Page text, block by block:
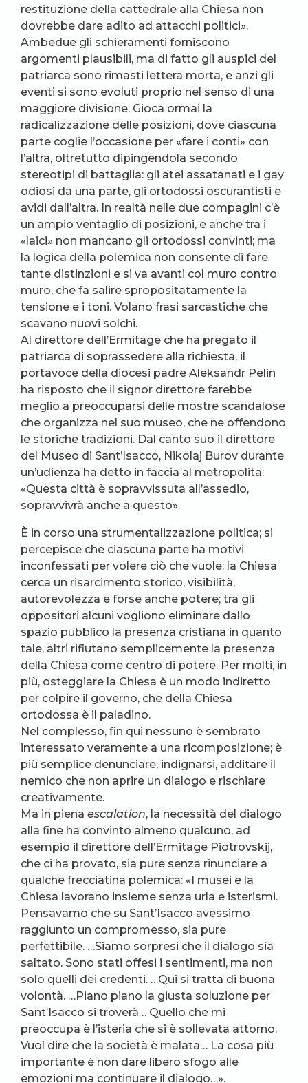
restituzione della cattedrale alla Chiesa non
dovrebbe dare adito ad attacchi politici».
Ambedue gli schieramenti forniscono
argomenti plausibili, ma di fatto gli auspici del
patriarca sono rimasti lettera morta, e anzi gli
eventi si sono evoluti proprio nel senso di una
maggiore divisione. Gioca ormai la
radicalizzazione delle posizioni, dove ciascuna
parte coglie l’occasione per «fare i conti» con
l’altra, oltretutto dipingendola secondo
stereotipi di battaglia: gli atei assatanati e i gay
odiosi da una parte, gli ortodossi oscurantisti e
avidi dall’altra. In realtà nelle due compagini c’è
un ampio ventaglio di posizioni, e anche tra i
«laici» non mancano gli ortodossi convinti; ma
la logica della polemica non consente di fare
tante distinzioni e si va avanti col muro contro
muro, che fa salire spropositatamente la
tensione e i toni. Volano frasi sarcastiche che
scavano nuovi solchi.
Al direttore dell’Ermitage che ha pregato il
patriarca di soprassedere alla richiesta, il
portavoce della diocesi padre Aleksandr Pelin
ha risposto che il signor direttore farebbe
meglio a preoccuparsi delle mostre scandalose
che organizza nel suo museo, che ne offendono
le storiche tradizioni. Dal canto suo il direttore
del Museo di Sant’Isacco, Nikolaj Burov durante
un’udienza ha detto in faccia al metropolita:
«Questa città è sopravvissuta all’assedio,
sopravvivrà anche a questo».
È in corso una strumentalizzazione politica; si
percepisce che ciascuna parte ha motivi
inconfessati per volere ciò che vuole: la Chiesa
cerca un risarcimento storico, visibilità,
autorevolezza e forse anche potere; tra gli
oppositori alcuni vogliono eliminare dallo
spazio pubblico la presenza cristiana in quanto
tale, altri rifiutano semplicemente la presenza
della Chiesa come centro di potere. Per molti, in
più, osteggiare la Chiesa è un modo indiretto
per colpire il governo, che della Chiesa
ortodossa è il paladino.
Nel complesso, fin qui nessuno è sembrato
interessato veramente a una ricomposizione; è
più semplice denunciare, indignarsi, additare il
nemico che non aprire un dialogo e rischiare
creativamente.
Ma in piena escalation, la necessità del dialogo
alla fine ha convinto almeno qualcuno, ad
esempio il direttore dell’Ermitage Piotrovskij,
che ci ha provato, sia pure senza rinunciare a
qualche frecciatina polemica: «I musei e la
Chiesa lavorano insieme senza urla e isterismi.
Pensavamo che su Sant’Isacco avessimo
raggiunto un compromesso, sia pure
perfettibile. …Siamo sorpresi che il dialogo sia
saltato. Sono stati offesi i sentimenti, ma non
solo quelli dei credenti. …Qui si tratta di buona
volontà. …Piano piano la giusta soluzione per
Sant’Isacco si troverà… Quello che mi
preoccupa è l’isteria che si è sollevata attorno.
Vuol dire che la società è malata… La cosa più
importante è non dare libero sfogo alle
emozioni ma continuare il dialogo…».